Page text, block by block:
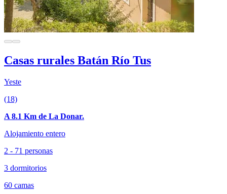
Casas rurales Batán Río Tus
Yeste
(18)
A 8.1 Km de La Donar.
Alojamiento entero
2 - 71 personas
3 dormitorios
60 camas